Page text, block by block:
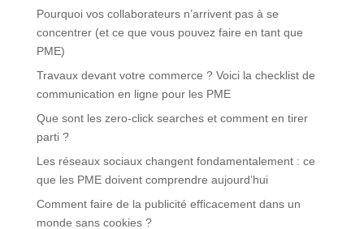
Pourquoi vos collaborateurs n’arrivent pas à se
concentrer (et ce que vous pouvez faire en tant que
PME)
Travaux devant votre commerce ? Voici la checklist de
communication en ligne pour les PME
Que sont les zero-click searches et comment en tirer
parti ?
Les réseaux sociaux changent fondamentalement : ce
que les PME doivent comprendre aujourd’hui
Comment faire de la publicité efficacement dans un
monde sans cookies ?